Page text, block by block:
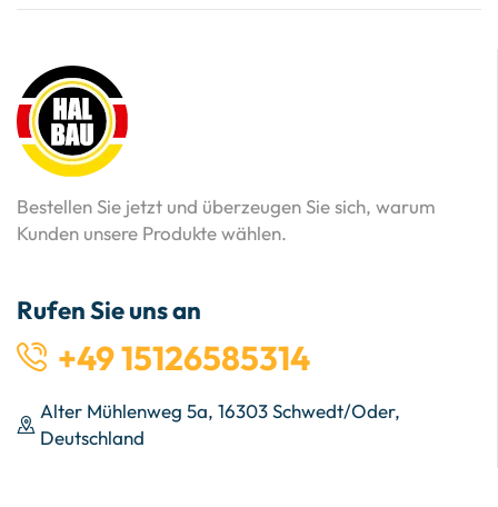
Bestellen Sie jetzt und überzeugen Sie sich, warum
Kunden unsere Produkte wählen.
Rufen Sie uns an
+49 15126585314
Alter Mühlenweg 5a, 16303 Schwedt/Oder,
Deutschland